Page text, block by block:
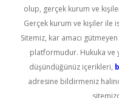
olup, gerçek kurum ve
Gerçek kurum ve kişiler ile
Sitemiz, kar amacı
platformudur. Hukuka ve
düşündüğünüz içerikleri,
adresine bildirmeniz